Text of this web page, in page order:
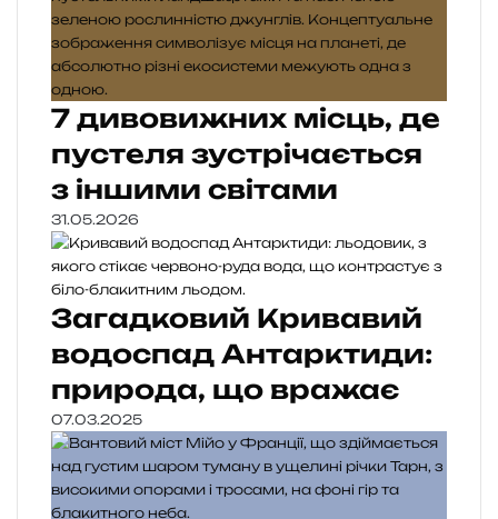
7 дивовижних місць, де
пустеля зустрічається
з іншими світами
31.05.2026
Загадковий Кривавий
водоспад Антарктиди:
природа, що вражає
07.03.2025